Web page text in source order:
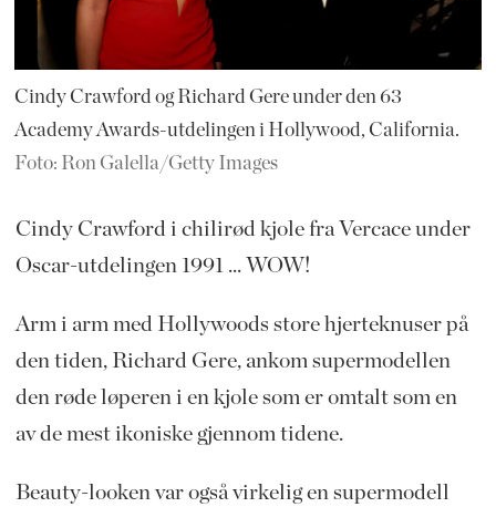
Cindy Crawford og Richard Gere under den 63
Academy Awards-utdelingen i Hollywood, California.
Foto: Ron Galella/Getty Images
Cindy Crawford i chilirød kjole fra Vercace under
Oscar-utdelingen 1991 ... WOW!
Arm i arm med Hollywoods store hjerteknuser på
den tiden, Richard Gere, ankom supermodellen
den røde løperen i en kjole som er omtalt som en
av de mest ikoniske gjennom tidene.
Beauty-looken var også virkelig en supermodell